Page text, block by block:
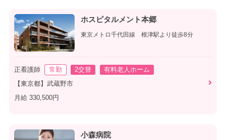
ホスピタルメント本郷
東京メトロ千代田線 根津駅より徒歩8分
正看護師 常勤 2交替
有料老人ホーム
【東京都】武蔵野市
月給 330,500円
小森病院